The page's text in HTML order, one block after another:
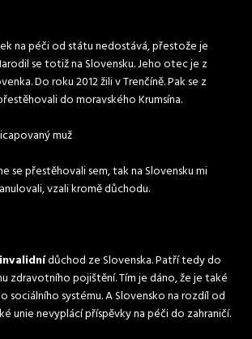
na péči od státu nedostává, přestože je
se totiž na Slovensku. Jeho otec je z
Do roku 2012 žili v Trenčíně. Pak se z
do moravského Krumsína.
muž
se přestěhovali sem, tak na Slovensku mi
vzali kromě důchodu.
invalidnídůchod ze Slovenska. Patří tedy do
zdravotního pojištění. Tím je dáno, že je také
sociálního systému. A Slovensko na rozdíl od
unie nevyplácí příspěvky na péči do zahraničí.